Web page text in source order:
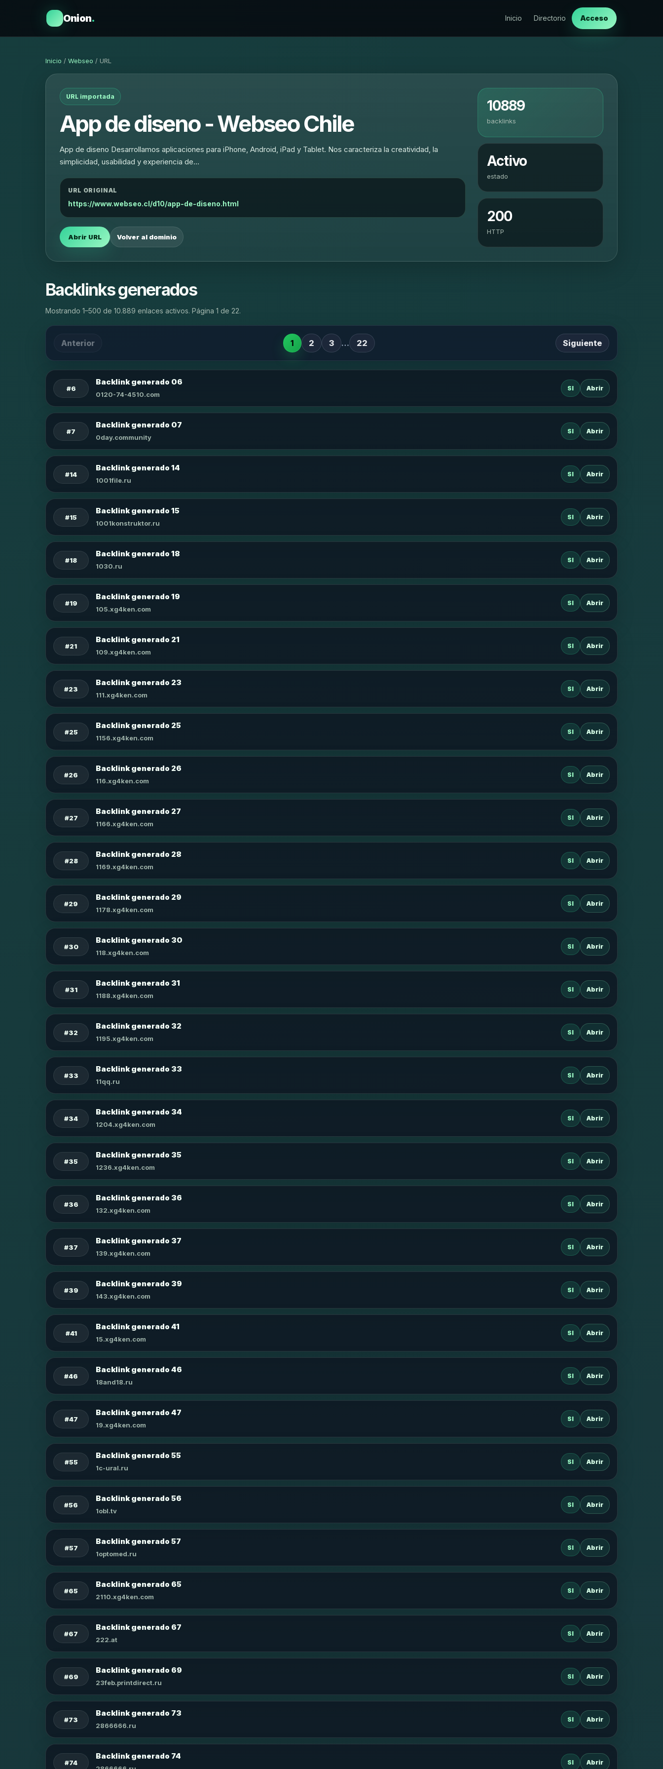
Onion. Inicio Directorio Acceso
Inicio / Webseo / URL
URL importada
App de diseno - Webseo Chile
App de diseno Desarrollamos aplicaciones para iPhone, Android, iPad y Tablet. Nos caracteriza la creatividad, la
simplicidad, usabilidad y experiencia de…
URL ORIGINAL
https://www.webseo.cl/d10/app-de-diseno.html
Abrir URL Volver al dominio
10889
backlinks
Activo
estado
200
HTTP
Backlinks generados
Mostrando 1–500 de 10.889 enlaces activos. Página 1 de 22.
Anterior 1 2 3 … 22 Siguiente
#6
Backlink generado 06
0120-74-4510.com
SI Abrir
#7
Backlink generado 07
0day.community
SI Abrir
#14
Backlink generado 14
1001file.ru
SI Abrir
#15
Backlink generado 15
1001konstruktor.ru
SI Abrir
#18
Backlink generado 18
1030.ru
SI Abrir
#19
Backlink generado 19
105.xg4ken.com
SI Abrir
#21
Backlink generado 21
109.xg4ken.com
SI Abrir
#23
Backlink generado 23
111.xg4ken.com
SI Abrir
#25
Backlink generado 25
1156.xg4ken.com
SI Abrir
#26
Backlink generado 26
116.xg4ken.com
SI Abrir
#27
Backlink generado 27
1166.xg4ken.com
SI Abrir
#28
Backlink generado 28
1169.xg4ken.com
SI Abrir
#29
Backlink generado 29
1178.xg4ken.com
SI Abrir
#30
Backlink generado 30
118.xg4ken.com
SI Abrir
#31
Backlink generado 31
1188.xg4ken.com
SI Abrir
#32
Backlink generado 32
1195.xg4ken.com
SI Abrir
#33
Backlink generado 33
11qq.ru
SI Abrir
#34
Backlink generado 34
1204.xg4ken.com
SI Abrir
#35
Backlink generado 35
1236.xg4ken.com
SI Abrir
#36
Backlink generado 36
132.xg4ken.com
SI Abrir
#37
Backlink generado 37
139.xg4ken.com
SI Abrir
#39
Backlink generado 39
143.xg4ken.com
SI Abrir
#41
Backlink generado 41
15.xg4ken.com
SI Abrir
#46
Backlink generado 46
18and18.ru
SI Abrir
#47
Backlink generado 47
19.xg4ken.com
SI Abrir
#55
Backlink generado 55
1c-ural.ru
SI Abrir
#56
Backlink generado 56
1obl.tv
SI Abrir
#57
Backlink generado 57
1optomed.ru
SI Abrir
#65
Backlink generado 65
2110.xg4ken.com
SI Abrir
#67
Backlink generado 67
222.at
SI Abrir
#69
Backlink generado 69
23feb.printdirect.ru
SI Abrir
#73
Backlink generado 73
2866666.ru
SI Abrir
#74
Backlink generado 74
SI Abrir